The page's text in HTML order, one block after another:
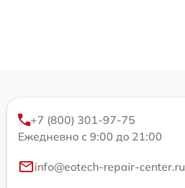
+7 (800) 301-97-75
Ежедневно с 9:00 до 21:00
info@eotech-repair-center.ru